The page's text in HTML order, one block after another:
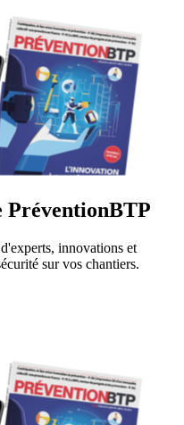
PréventionBTP
innovations et
sur vos chantiers.